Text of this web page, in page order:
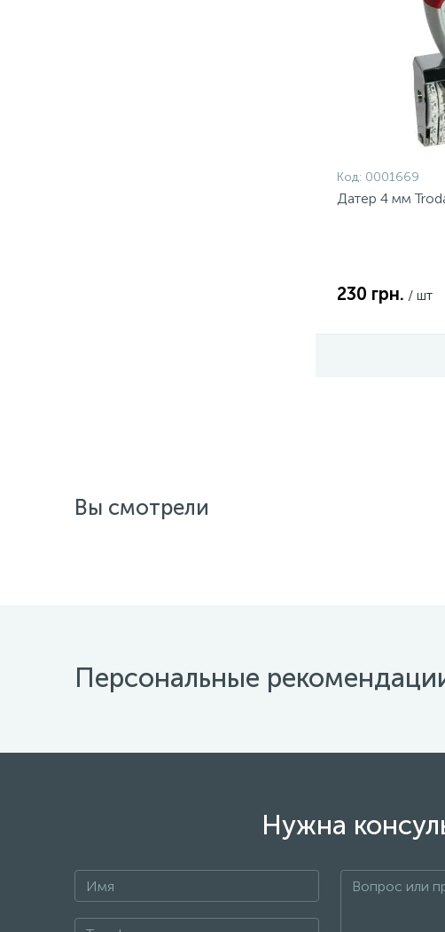
Код: 0001669
Датер 4 мм
230 грн. / шт
Вы смотрели
Персональные
Нужна